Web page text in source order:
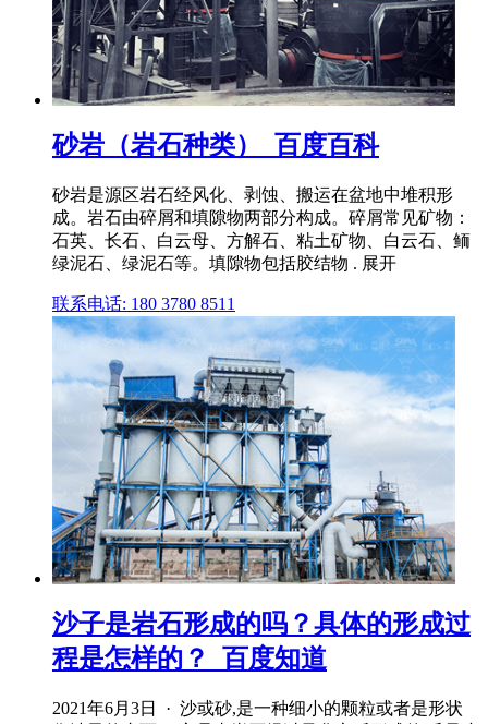
砂岩（岩石种类）_百度百科
砂岩是源区岩石经风化、剥蚀、搬运在盆地中堆积形
成。岩石由碎屑和填隙物两部分构成。碎屑常见矿物：
石英、长石、白云母、方解石、粘土矿物、白云石、鲕
绿泥石、绿泥石等。填隙物包括胶结物 . 展开
联系电话: 180 3780 8511
沙子是岩石形成的吗？具体的形成过
程是怎样的？_百度知道
2021年6月3日 · 沙或砂,是一种细小的颗粒或者是形状